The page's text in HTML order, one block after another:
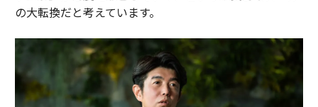
の大転換だと考えています。